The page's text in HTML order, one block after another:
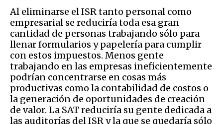
Al eliminarse el ISR tanto personal como
empresarial se reduciría toda esa gran
cantidad de personas trabajando sólo para
llenar formularios y papelería para cumplir
con estos impuestos. Menos gente
trabajando en las empresas ineficientemente
podrían concentrarse en cosas más
productivas como la contabilidad de costos o
la generación de oportunidades de creación
de valor. La SAT reduciría su gente dedicada a
las auditorías del ISR y la que se quedaría sólo